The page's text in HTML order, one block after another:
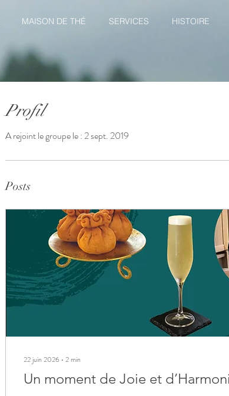
MAISON DE THÉ SERVICES HISTOIRE
Profil
A rejoint le groupe le : 2 sept. 2019
Posts
22 juin 2026 ∙ 2 min
Un moment de Joie et